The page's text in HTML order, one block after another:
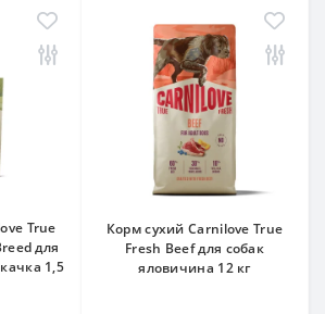
True
для
1,5
Корм сухий Carnilove True
Fresh Beef для cобак
яловичина 12 кг